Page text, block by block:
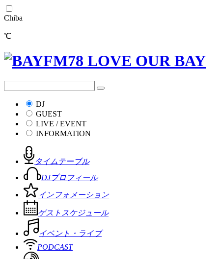
Chiba
℃
DJ
GUEST
LIVE / EVENT
INFORMATION
タイムテーブル
DJプロフィール
インフォメーション
ゲストスケジュール
イベント・ライブ
PODCAST